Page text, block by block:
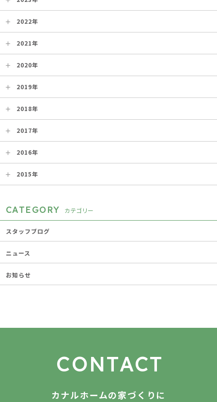
2022年
2021年
2020年
2019年
2018年
2017年
2016年
2015年
CATEGORY カテゴリー
スタッフブログ
ニュース
お知らせ
CONTACT
カナルホームの家づくりに